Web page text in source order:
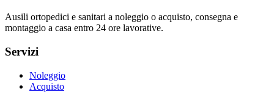
Ausili ortopedici e sanitari a noleggio o acquisto, consegna e
montaggio a casa entro 24 ore lavorative.
Servizi
Noleggio
Acquisto